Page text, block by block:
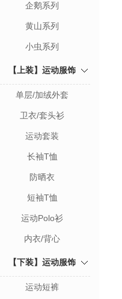
企鹅系列
黄山系列
小虫系列
【上装】运动服饰
单层/加绒外套
卫衣/套头衫
运动套装
长袖T恤
防晒衣
短袖T恤
运动Polo衫
内衣/背心
【下装】运动服饰
运动短裤